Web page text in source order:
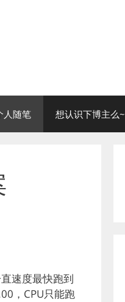
人随笔 想认识下博主么~
速度最快跑到
，CPU只能跑